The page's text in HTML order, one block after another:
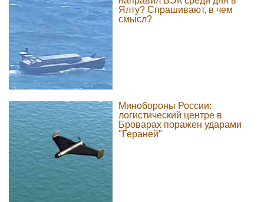
Ялту? Спрашивают, в чем
смысл?
Минобороны России:
логистический центре в
Броварах поражен ударами
"Гераней"